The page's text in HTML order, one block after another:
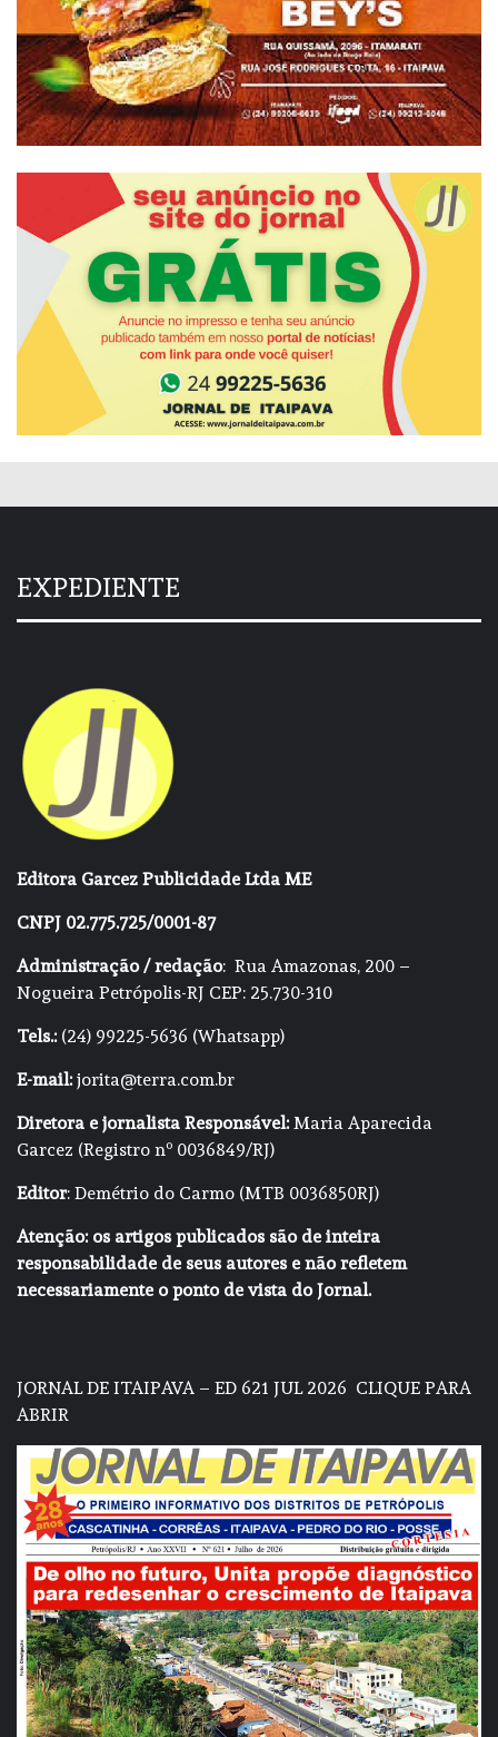
EXPEDIENTE
Editora Garcez Publicidade Ltda ME
CNPJ 02.775.725/0001-87
Administração / redação: Rua Amazonas, 200 –
Nogueira Petrópolis-RJ CEP: 25.730-310
Tels.:(24) 99225-5636 (Whatsapp)
E-mail:jorita@terra.com.br
Diretora e jornalista Responsável:Maria Aparecida
Garcez (Registro nº 0036849/RJ)
Editor: Demétrio do Carmo (MTB 0036850RJ)
Atenção: os artigos publicados são de inteira
responsabilidade de seus autores e não refletem
necessariamente o ponto de vista do Jornal.
JORNAL DE ITAIPAVA – ED 621 JUL 2026 CLIQUE PARA
ABRIR